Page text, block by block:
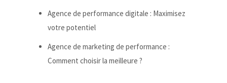
Agence de performance digitale : Maximisez
votre potentiel
Agence de marketing de performance :
Comment choisir la meilleure ?